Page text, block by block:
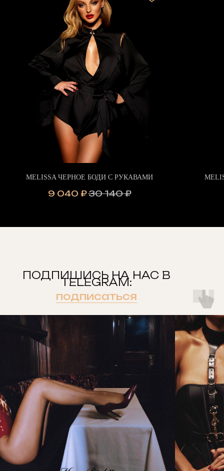
MELISSA ЧЕРНОЕ БОДИ С РУКАВАМИ
9 040 ₽30 140 ₽
ПОДПИШИСЬ НА НАС В
TELEGRAM:
подписаться